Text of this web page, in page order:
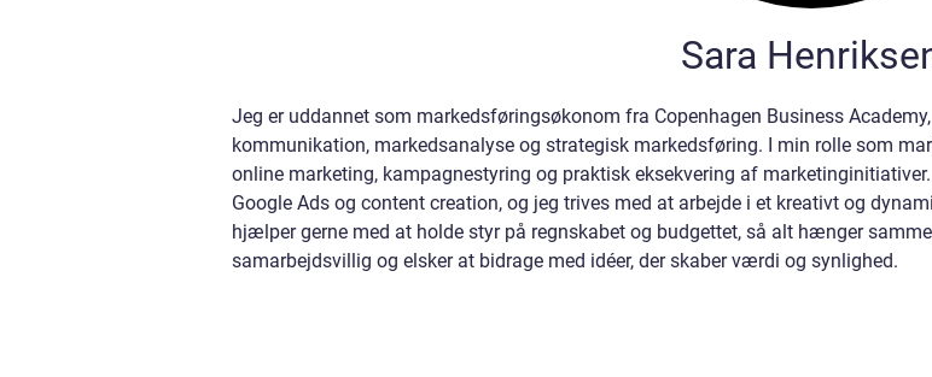
Sara
Jeg er uddannet som markedsføringsøkonom fra Copenhagen Business
kommunikation, markedsanalyse og strategisk markedsføring. I min rolle som
online marketing, kampagnestyring og praktisk eksekvering af
Google Ads og content creation, og jeg trives med at arbejde i et kreativt og
hjælper gerne med at holde styr på regnskabet og budgettet, så alt hænger
samarbejdsvillig og elsker at bidrage med idéer, der skaber værdi og synlighed.